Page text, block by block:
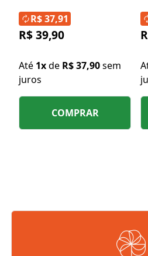
R$ 39,90
Até 1xde R$ 37,90sem
juros
R$ 37,91
COMPRAR